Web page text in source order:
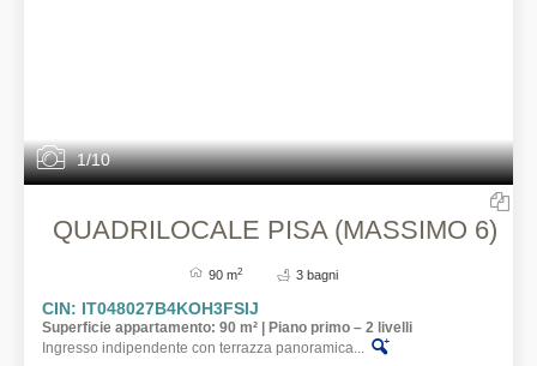
1/10
QUADRILOCALE PISA (MASSIMO 6)
90 m2 3 bagni
CIN: IT048027B4KOH3FSIJ
Superficie appartamento: 90 m² | Piano primo – 2 livelli
Ingresso indipendente con terrazza panoramica...